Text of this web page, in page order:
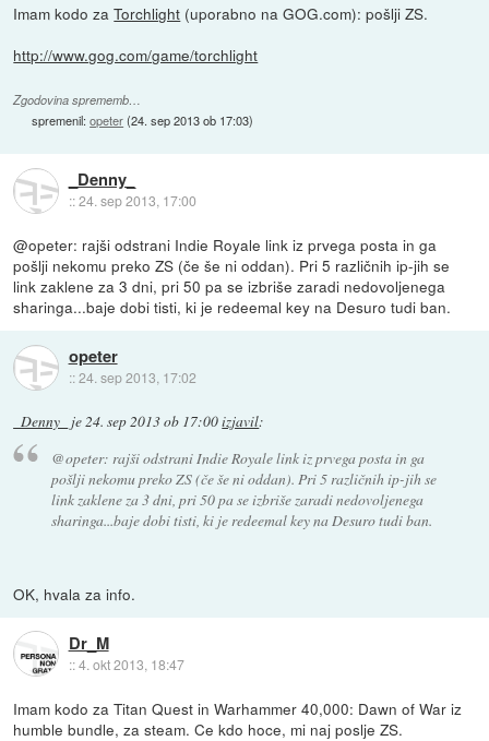
Imam kodo zaTorchlight (uporabno na GOG.com): pošlji ZS.
http://www.gog.com/game/torchlight
Zgodovina sprememb…
spremenil:opeter(24. sep 2013 ob 17:03)
_Denny_
::24. sep 2013, 17:00
@opeter: rajši odstrani Indie Royale link iz prvega posta in ga
pošlji nekomu preko ZS (če še ni oddan). Pri 5 različnih ip-jih se
link zaklene za 3 dni, pri 50 pa se izbriše zaradi nedovoljenega
sharinga...baje dobi tisti, ki je redeemal key na Desuro tudi ban.
opeter
::24. sep 2013, 17:02
_Denny_ je24. sep 2013 ob 17:00izjavil:
@opeter: rajši odstrani Indie Royale link iz prvega posta in ga
pošlji nekomu preko ZS (če še ni oddan). Pri 5 različnih ip-jih se
link zaklene za 3 dni, pri 50 pa se izbriše zaradi nedovoljenega
sharinga...baje dobi tisti, ki je redeemal key na Desuro tudi ban.
OK, hvala za info.
Dr_M
::4. okt 2013, 18:47
Imam kodo za Titan Quest in Warhammer 40,000: Dawn of War iz
humble bundle, za steam. Ce kdo hoce, mi naj poslje ZS.